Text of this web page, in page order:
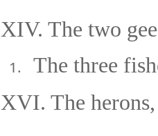
XIV. The two
The three
XVI. The herons,